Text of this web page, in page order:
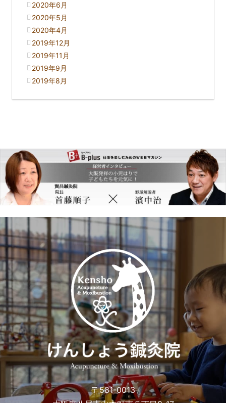
2020年6月
2020年5月
2020年4月
2019年12月
2019年11月
2019年9月
2019年8月
〒581-0013